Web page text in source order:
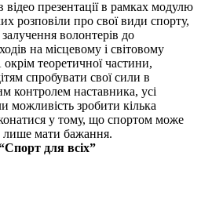
відео презентації в рамках модулю
розповіли про свої види спорту,
залучення волонтерів до
на місцевому і світовому
теоретичної частини,
спробувати свої сили в
контролем наставника, усі
можливість зробити кілька
у тому, що спортом може
лише мати бажання.
для всіх”